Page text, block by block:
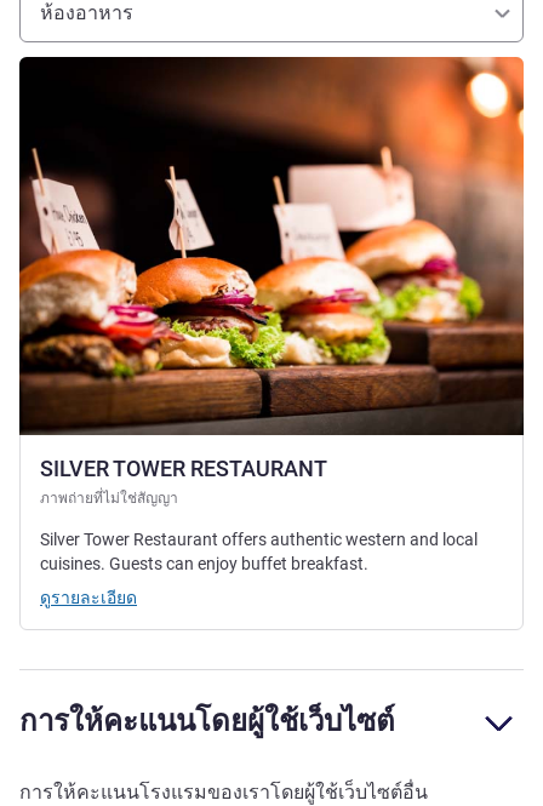
ห้องอาหาร
SILVER TOWER RESTAURANT
ภาพถ่ายที่ไม่ใช่สัญญา
ดูรายละเอียด
Silver Tower Restaurant offers authentic western and local
cuisines. Guests can enjoy buffet breakfast.
ดูรายละเอียด
การให้คะแนนโดยผู้ใช้เว็บไซต์
การให้คะแนนโรงแรมของเราโดยผู้ใช้เว็บไซต์อื่น